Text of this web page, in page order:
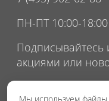
ПН-ПТ 10:00-18:00
Подписывайтесь
акциями или